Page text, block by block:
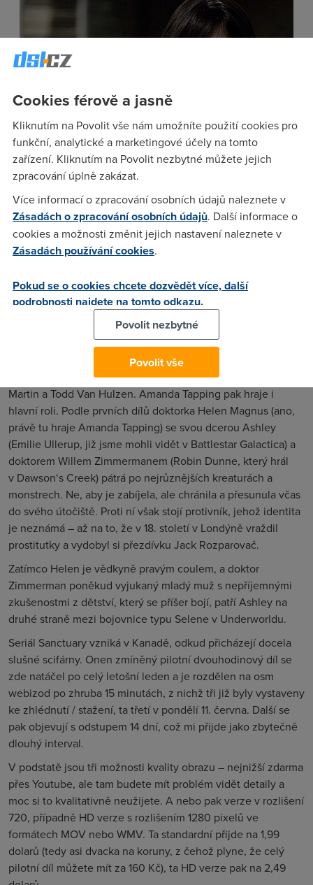
O trikové efekty ve stylu počítačových her se starají Ron
Martin a Todd Van Hulzen. Amanda Tapping pak hraje i
hlavní roli. Podle prvních dílů doktorka Helen Magnus (ano,
právě tu hraje Amanda Tapping) se svou dcerou Ashley
(Emilie Ullerup, již jsme mohli vidět v Battlestar Galactica) a
doktorem Willem Zimmermanem (Robin Dunne, který hrál
v Dawson‘s Creek) pátrá po nejrůznějších kreaturách a
monstrech. Ne, aby je zabíjela, ale chránila a přesunula včas
do svého útočiště. Proti ní však stojí protivník, jehož identita
je neznámá – až na to, že v 18. století v Londýně vraždil
prostitutky a vydobyl si přezdívku Jack Rozparovač.
Zatímco Helen je vědkyně pravým coulem, a doktor
Zimmerman poněkud vyjukaný mladý muž s nepříjemnými
zkušenostmi z dětství, který se příšer bojí, patří Ashley na
druhé straně mezi bojovnice typu Selene v Underworldu.
Seriál Sanctuary vzniká v Kanadě, odkud přicházejí docela
slušné scifárny. Onen zmíněný pilotní dvouhodinový díl se
zde natáčel po celý letošní leden a je rozdělen na osm
webizod po zhruba 15 minutách, z nichž tři již byly vystaveny
ke zhlédnutí / stažení, ta třetí v pondělí 11. června. Další se
pak objevují s odstupem 14 dní, což mi přijde jako zbytečně
dlouhý interval.
V podstatě jsou tři možnosti kvality obrazu – nejnižší zdarma
přes Youtube, ale tam budete mít problém vidět detaily a
moc si to kvalitativně neužijete. A nebo pak verze v rozlišení
720, případně HD verze s rozlišením 1280 pixelů ve
formátech MOV nebo WMV. Ta standardní přijde na 1,99
dolarů (tedy asi dvacka na koruny, z čehož plyne, že celý
pilotní díl můžete mít za 160 Kč), ta HD verze pak na 2,49
Cookies férově a jasně
Kliknutím na Povolit vše nám umožníte použití cookies pro
funkční, analytické a marketingové účely na tomto
zařízení. Kliknutím na Povolit nezbytné můžete jejich
zpracování úplně zakázat.
Více informací o zpracování osobních údajů naleznete v
Zásadách o zpracování osobních údajů. Další informace o
cookies a možnosti změnit jejich nastavení naleznete v
Zásadách používání cookies.
Pokud se o cookies chcete dozvědět více, další
podrobnosti najdete na tomto odkazu.
Povolit nezbytné
Povolit vše